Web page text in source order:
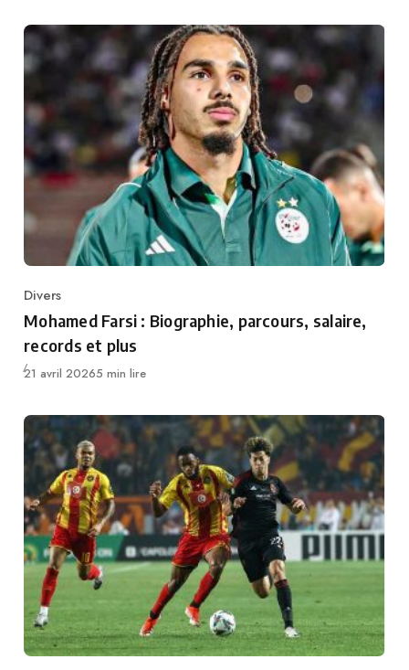
Category
Divers
Mohamed Farsi : Biographie, parcours, salaire,
records et plus
Publié
21 avril 20265 min lire